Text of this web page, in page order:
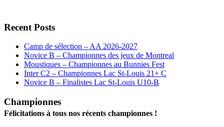
Recent Posts
Camp de sélection – AA 2026-2027
Novice B – Championnes des jeux de Montreal
Moustiques – Championnes au Bunnies Fest
Inter C2 – Championnes Lac St-Louis 21+ C
Novice B – Finalistes Lac St-Louis U10-B
Championnes
Félicitations à tous nos récents championnes !